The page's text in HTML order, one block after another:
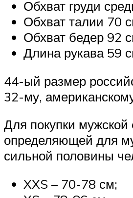
Обхват груди
Обхват талии 70
Обхват бедер 92
Длина рукава 59
44-ый размер
32-му,
Для покупки мужской
определяющей для
сильной половины
XXS – 70-78 см;